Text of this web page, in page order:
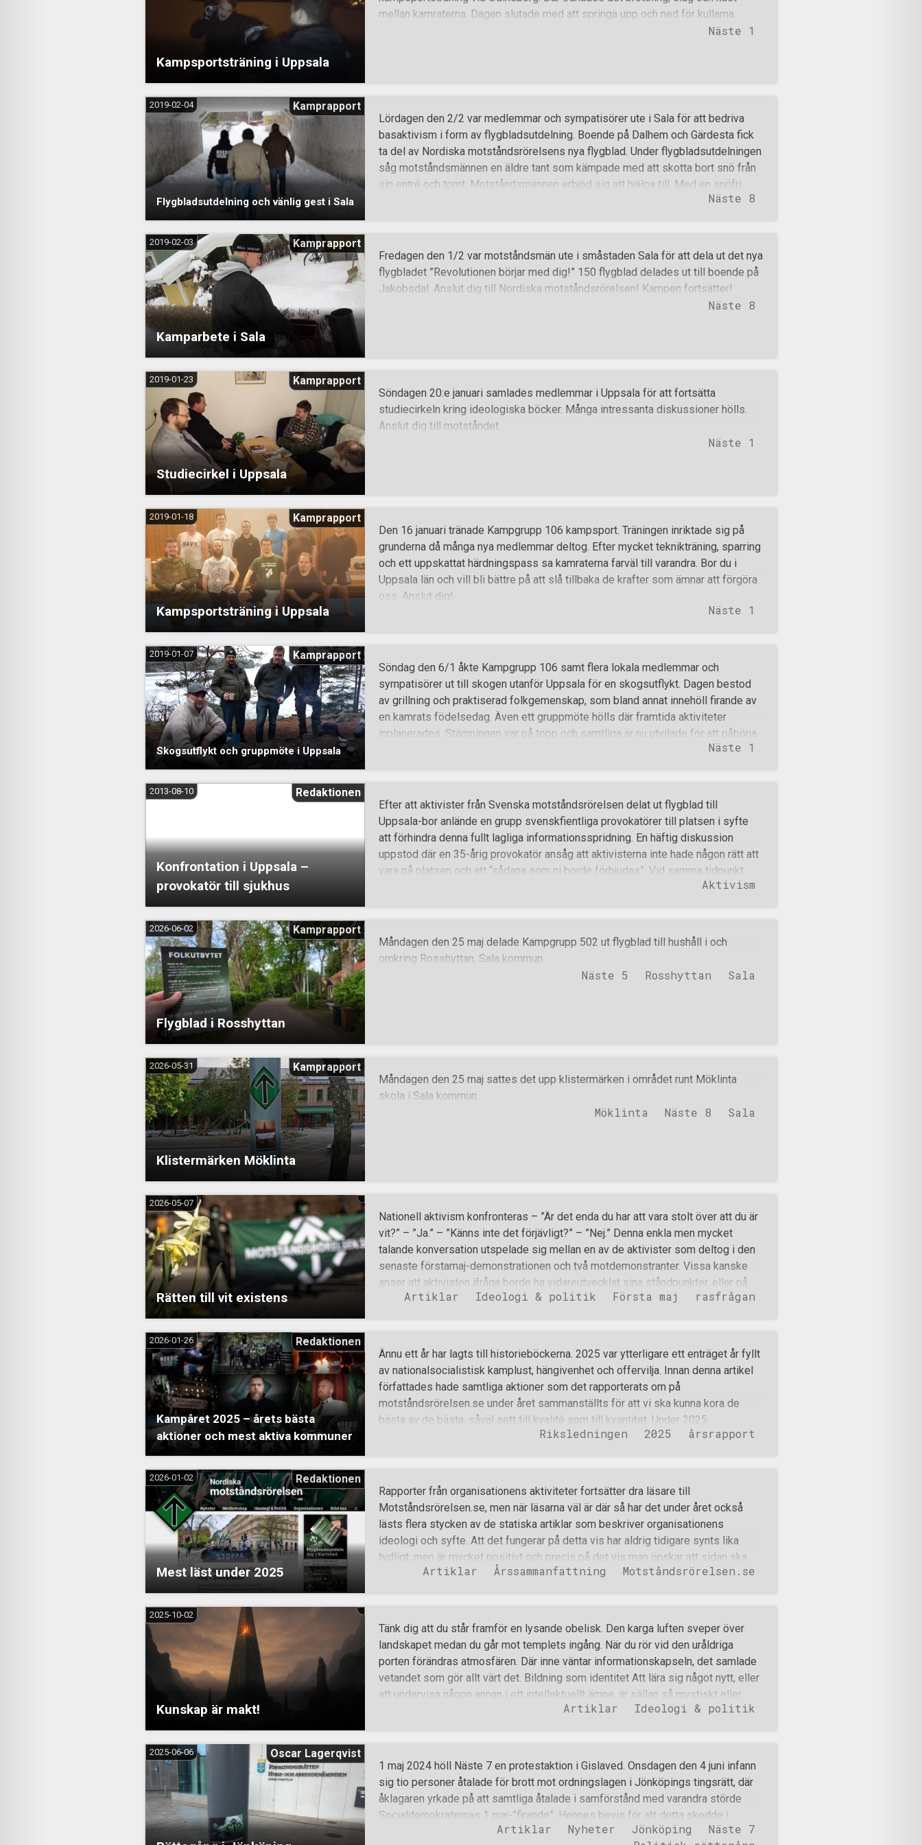
Kampsportsträning i Uppsala
mellan kamraterna. Dagen slutade med att springa upp och ned för kullarna.
Näste 1
Flygbladsutdelning och vänlig gest i Sala
2019-02-04
Kamprapport
Lördagen den 2/2 var medlemmar och sympatisörer ute i Sala för att bedriva
basaktivism i form av flygbladsutdelning. Boende på Dalhem och Gärdesta fick
ta del av Nordiska motståndsrörelsens nya flygblad. Under flygbladsutdelningen
såg motståndsmännen en äldre tant som kämpade med att skotta bort snö från
sin entré och tomt. Motståndsmännen erbjöd sig att hjälpa till. Med en snöfri
tomt och ett leende på läpparna tackade tanten motståndsmännen och man
Kampen är NU! Anslut dig till Nordiska motståndsrörelsen!
Näste 8
Kamparbete i Sala
2019-02-03
Kamprapport
Fredagen den 1/2 var motståndsmän ute i småstaden Sala för att dela ut det nya
flygbladet ”Revolutionen börjar med dig!” 150 flygblad delades ut till boende på
Jakobsdal. Anslut dig till Nordiska motståndsrörelsen! Kampen fortsätter!
Näste 8
Studiecirkel i Uppsala
2019-01-23
Kamprapport
Söndagen 20:e januari samlades medlemmar i Uppsala för att fortsätta
studiecirkeln kring ideologiska böcker. Många intressanta diskussioner hölls.
Anslut dig till motståndet.
Näste 1
Kampsportsträning i Uppsala
2019-01-18
Kamprapport
Den 16 januari tränade Kampgrupp 106 kampsport. Träningen inriktade sig på
grunderna då många nya medlemmar deltog. Efter mycket teknikträning, sparring
och ett uppskattat härdningspass sa kamraterna farväl till varandra. Bor du i
Uppsala län och vill bli bättre på att slå tillbaka de krafter som ämnar att förgöra
oss. Anslut dig!
Näste 1
Skogsutflykt och gruppmöte i Uppsala
2019-01-07
Kamprapport
Söndag den 6/1 åkte Kampgrupp 106 samt flera lokala medlemmar och
sympatisörer ut till skogen utanför Uppsala för en skogsutflykt. Dagen bestod
av grillning och praktiserad folkgemenskap, som bland annat innehöll firande av
en kamrats födelsedag. Även ett gruppmöte hölls där framtida aktiviteter
inplanerades. Stämningen var på topp och samtliga är nu utvilade för att påbörja
ett nytt kampår! Gå med i Nordens frihetskamp du med! Ansök till Nordiska
Näste 1
Konfrontation i Uppsala –
provokatör till sjukhus
2013-08-10
Redaktionen
Efter att aktivister från Svenska motståndsrörelsen delat ut flygblad till
Uppsala-bor anlände en grupp svenskfientliga provokatörer till platsen i syfte
att förhindra denna fullt lagliga informationsspridning. En häftig diskussion
uppstod där en 35-årig provokatör ansåg att aktivisterna inte hade någon rätt att
vara på platsen och att “sådana som ni borde förbjudas”. Vid samma tidpunkt
försökte gruppen stjäla flygblad från en aktivist, ett försök som dock avvisades.
försökte kvinnan stjäla hans filmkamera. När hennes hand viftades bort blev 35-
åringen våldsam och gick till fysiskt angrepp mot aktivisterna. Samtidigt anlände
polisen till platsen. Vid denna tidpunkt låg 35-åringen på golvet inne vid Gina
Tricot. Inga andra ur den grupp han tillhörde hade försökt ingripa i slagsmålet.
Aktivism
Flygblad i Rosshyttan
2026-06-02
Kamprapport
Måndagen den 25 maj delade Kampgrupp 502 ut flygblad till hushåll i och
omkring Rosshyttan, Sala kommun.
Näste 5 Rosshyttan Sala
Klistermärken Möklinta
2026-05-31
Kamprapport
Måndagen den 25 maj sattes det upp klistermärken i området runt Möklinta
skola i Sala kommun.
Möklinta Näste 8 Sala
Rätten till vit existens
2026-05-07
Nationell aktivism konfronteras – ”Är det enda du har att vara stolt över att du är
vit?” – ”Ja.” – ”Känns inte det förjävligt?” – ”Nej.” Denna enkla men mycket
talande konversation utspelade sig mellan en av de aktivister som deltog i den
senaste förstamaj-demonstrationen och två motdemonstranter. Vissa kanske
anser att aktivisten ifråga borde ha vidareutvecklat sina ståndpunkter, eller på
något sätt försökt visa större förståelse för motståndarnas argument. Men
merparten borde förstå att Sverige är svenskarnas land. Att mångkultur och
kulturmaxistisk degeneration trycker undan, skadar och förödmjukar det stolta
folk som är detta lands urinvånare, och som har bott här sedan inlandsisens
tillbakadragande. I denna artikel kommer jag dock att försöka göra just det.
Besökarna på motståndsrörelsen.se&
Artiklar Ideologi & politik Första maj rasfrågan
Kampåret 2025 – årets bästa
aktioner och mest aktiva kommuner
2026-01-26
Redaktionen
Ännu ett år har lagts till historieböckerna. 2025 var ytterligare ett enträget år fyllt
av nationalsocialistisk kamplust, hängivenhet och offervilja. Innan denna artikel
författades hade samtliga aktioner som det rapporterats om på
motståndsrörelsen.se under året sammanställts för att vi ska kunna kora de
bästa av de bästa, såväl sett till kvalité som till kvantitet. Under 2025
genomfördes det ungefär lika många aktiviteter som under 2024. Närmare 900
studiecirklar, föredrag, sociala träffar med mera har rapporterats in från 122 olika
kommuner. Intern och offentlig aktivism har genomförts från Skåne till
Norrbotten. I över 40% av kommunerna har det dessutom skett regelbundna
aktiviteter vid flertalet tillfällen under året. Artikeln går bara över Sverige, de
många aktiviteter som bedrivits av Nordiska motståndsrörelsens me
Riksledningen 2025 årsrapport
Mest läst under 2025
2026-01-02
Redaktionen
Rapporter från organisationens aktiviteter fortsätter dra läsare till
Motståndsrörelsen.se, men när läsarna väl är där så har det under året också
lästs flera stycken av de statiska artiklar som beskriver organisationens
ideologi och syfte. Att det fungerar på detta vis har aldrig tidigare synts lika
tydligt, men är mycket positivt och precis på det vis man önskar att sidan ska
fungera. Aktioner drar folk till sidan, där de sedan fördjupar sig ideologiskt och
artikel alla kategorier och faktiskt den mest lästa artikeln sedan lanseringen av
motståndsrörelsen.se, nämligen Bojkotta Israel – undvik dessa varumärken och
företag – en otroligt uppskattad informativ artikel som ständigt är aktuell. Den
mest lästa artikeln sedan lanseringen av motståndsrörelen.se har fortsatt att nå
flera läsare också under år 2025; Bojko
Artiklar Årssammanfattning Motståndsrörelsen.se
Kunskap är makt!
2025-10-02
Tänk dig att du står framför en lysande obelisk. Den karga luften sveper över
landskapet medan du går mot templets ingång. När du rör vid den uråldriga
porten förändras atmosfären. Där inne väntar informationskapseln, det samlade
vetandet som gör allt värt det. Bildning som identitet Att lära sig något nytt, eller
att undervisa någon annan i ett intellektuellt ämne, är sällan så mystiskt eller
överdrivet som föregående stycke vill ge sken av. Ibland kan det dock vara
vara nästintill övernaturlig. Trots att den politiska informationen i sig är strikt
sekulär blir den för en ny, men intresserad sympatisör ofta livsförändrande. Man
släpps sakta men säkert ut ur ett mentalt fängelse samtidigt som man anammar
en världsåskådning där man istället främjar sig själv, sitt folk och det som är
vackert här i världen. För för
Artiklar Ideologi & politik
2025-06-06
Oscar Lagerqvist
1 maj 2024 höll Näste 7 en protestaktion i Gislaved. Onsdagen den 4 juni infann
sig tio personer åtalade för brott mot ordningslagen i Jönköpings tingsrätt, där
åklagaren yrkade på att samtliga åtalade i samförstånd med varandra störde
Socialdemokraternas 1 maj-”firande”. Hennes bevis för att detta skedde i
samförstånd var att flera av de åtalade gemensamt gick till platsen och sedan
Artiklar Nyheter Jönköping
Näste 7